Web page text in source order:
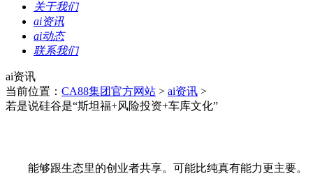
关于我们
ai资讯
ai动态
联系我们
ai资讯
当前位置： CA88集团官方网站 > ai资讯 >
若是说硅谷是“斯坦福+风险投资+车库文化”
能够跟生态里的创业者共享。可能比纯真有能力更主要。